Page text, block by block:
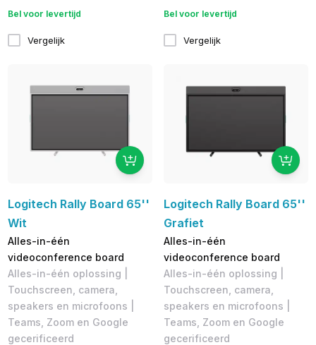
Bel voor levertijd
Vergelijk
Bel voor levertijd
Vergelijk
Logitech Rally Board 65''
Wit
Alles-in-één
videoconference board
Alles-in-één oplossing |
Touchscreen, camera,
speakers en microfoons |
Teams, Zoom en Google
gecerificeerd
Logitech Rally Board 65''
Grafiet
Alles-in-één
videoconference board
Alles-in-één oplossing |
Touchscreen, camera,
speakers en microfoons |
Teams, Zoom en Google
gecerificeerd